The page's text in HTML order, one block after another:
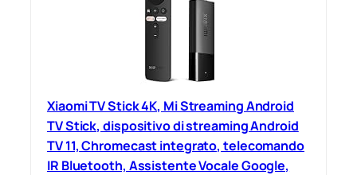
Xiaomi TV Stick 4K, Mi Streaming Android
TV Stick, dispositivo di streaming Android
TV 11, Chromecast integrato, telecomando
IR Bluetooth, Assistente Vocale Google,